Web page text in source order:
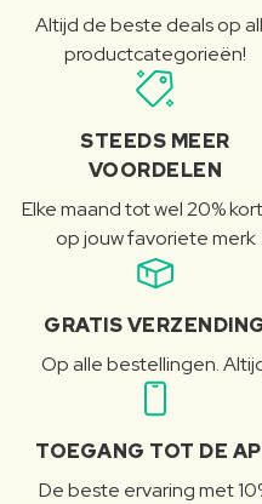
Altijd de beste deals op
productcategorieën!
STEEDS MEER
VOORDELEN
Elke maand tot wel 20%
op jouw favoriete merk
GRATIS
Op alle bestellingen.
TOEGANG TOT DE
De beste ervaring met